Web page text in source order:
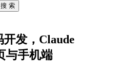
搜 索
发，Claude
与手机端